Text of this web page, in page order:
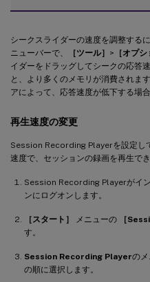
シークスライダーの速度を調整するに
ニューバーで、
［ツール］ > ［オプシ
イダーをドラッグしてシークの応答
と、より多くのメモリが消費されま
アによって、応答速度が低下する場合
再生速度の変更
Session Recording Playerを設定し
速度で、セッションの録画を再生で
Session Recording Playerがイ
ンにログオンします。
［スタート］ メニューの ［
す。
Session Recording Playerのメ
の順に選択します。